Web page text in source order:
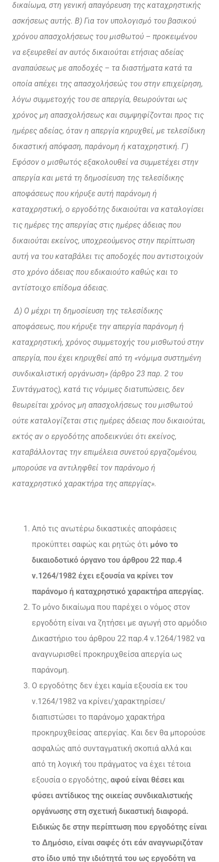
δικαίωμα, στη γενική απαγόρευση της καταχρηστικής
ασκήσεως αυτής. Β) Για τον υπολογισμό του βασικού
χρόνου απασχολήσεως του μισθωτού – προκειμένου
να εξευρεθεί αν αυτός δικαιούται ετήσιας αδείας
αναπαύσεως με αποδοχές – τα διαστήματα κατά τα
οποία απέχει της απασχολήσεώς του στην επιχείρηση,
λόγω συμμετοχής του σε απεργία, θεωρούνται ως
χρόνος μη απασχολήσεως και συμψηφίζονται προς τις
ημέρες αδείας, όταν η απεργία κηρυχθεί, με τελεσίδικη
δικαστική απόφαση, παράνομη ή καταχρηστική. Γ)
Εφόσον ο μισθωτός εξακολουθεί να συμμετέχει στην
απεργία και μετά τη δημοσίευση της τελεσίδικης
αποφάσεως που κήρυξε αυτή παράνομη ή
καταχρηστική, ο εργοδότης δικαιούται να καταλογίσει
τις ημέρες της απεργίας στις ημέρες άδειας που
δικαιούται εκείνος, υποχρεούμενος στην περίπτωση
αυτή να του καταβάλει τις αποδοχές που αντιστοιχούν
στο χρόνο άδειας που εδικαιούτο καθώς και το
αντίστοιχο επίδομα άδειας.
Δ) Ο μέχρι τη δημοσίευση της τελεσίδικης
αποφάσεως, που κήρυξε την απεργία παράνομη ή
καταχρηστική, χρόνος συμμετοχής του μισθωτού στην
απεργία, που έχει κηρυχθεί από τη «νόμιμα συστημένη
συνδικαλιστική οργάνωση» (άρθρο 23 παρ. 2 του
Συντάγματος), κατά τις νόμιμες διατυπώσεις, δεν
θεωρείται χρόνος μη απασχολήσεως του μισθωτού
ούτε καταλογίζεται στις ημέρες άδειας που δικαιούται,
εκτός αν ο εργοδότης αποδεικνύει ότι εκείνος,
καταβάλλοντας την επιμέλεια συνετού εργαζομένου,
μπορούσε να αντιληφθεί τον παράνομο ή
καταχρηστικό χαρακτήρα της απεργίας».
Από τις ανωτέρω δικαστικές αποφάσεις
προκύπτει σαφώς και ρητώς ότι μόνο το
δικαιοδοτικό όργανο του άρθρου 22 παρ.4
ν.1264/1982 έχει εξουσία να κρίνει τον
παράνομο ή καταχρηστικό χαρακτήρα απεργίας.
Το μόνο δικαίωμα που παρέχει ο νόμος στον
εργοδότη είναι να ζητήσει με αγωγή στο αρμόδιο
Δικαστήριο του άρθρου 22 παρ.4 ν.1264/1982 να
αναγνωρισθεί προκηρυχθείσα απεργία ως
παράνομη.
Ο εργοδότης δεν έχει καμία εξουσία εκ του
ν.1264/1982 να κρίνει/χαρακτηρίσει/
διαπιστώσει το παράνομο χαρακτήρα
προκηρυχθείσας απεργίας. Και δεν θα μπορούσε
ασφαλώς από συνταγματική σκοπιά αλλά και
από τη λογική του πράγματος να έχει τέτοια
εξουσία ο εργοδότης, αφού είναι θέσει και
φύσει αντίδικος της οικείας συνδικαλιστικής
οργάνωσης στη σχετική δικαστική διαφορά.
Ειδικώς δε στην περίπτωση που εργοδότης είναι
το Δημόσιο, είναι σαφές ότι εάν αναγνωριζόταν
στο ίδιο υπό την ιδιότητά του ως εργοδότη να